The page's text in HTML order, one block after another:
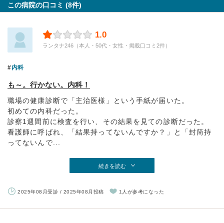
この病院の口コミ (8件)
1.0
ランタナ246（本人・50代・女性・掲載口コミ2件）
内科
も～。行かない。内科！
職場の健康診断で「主治医様」という手紙が届いた。
初めての内科だった。
診察1週間前に検査を行い、その結果を見ての診断だった。
看護師に呼ばれ、「結果持ってないんですか？」と「封筒持
ってないんで...
続きを読む
2025年08月受診 / 2025年08月投稿 1人が参考になった